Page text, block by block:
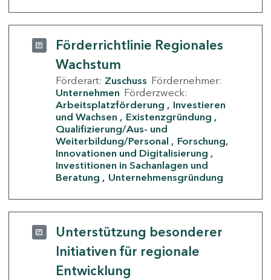
Förderrichtlinie Regionales
Wachstum
Förderart: Zuschuss Fördernehmer:
Unternehmen Förderzweck:
Arbeitsplatzförderung
Investieren
und Wachsen
Existenzgründung
Qualifizierung/Aus- und
Weiterbildung/Personal
Forschung,
Innovationen und Digitalisierung
Investitionen in Sachanlagen und
Beratung
Unternehmensgründung
Unterstützung besonderer
Initiativen für regionale
Entwicklung